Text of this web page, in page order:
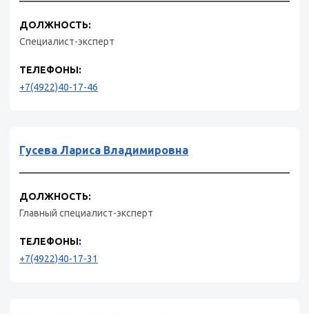
ДОЛЖНОСТЬ:
Специалист-эксперт
ТЕЛЕФОНЫ:
+7(4922)40-17-46
Гусева Лариса Владимировна
ДОЛЖНОСТЬ:
Главный специалист-эксперт
ТЕЛЕФОНЫ:
+7(4922)40-17-31